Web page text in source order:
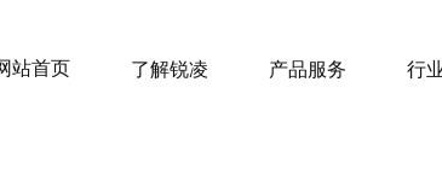
站首页 了解锐凌 产品服务 行